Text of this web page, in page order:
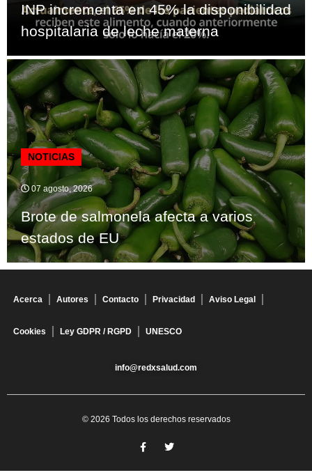
INP incrementa en 45% la disponibilidad
hospitalaria de leche materna
NOTICIAS
07 agosto, 2026
Brote de salmonela afecta a varios
estados de EU
Acerca Autores Contacto Privacidad Aviso Legal
Cookies Ley GDPR / RGPD UNESCO
info@redxsalud.com
© 2026 Todos los derechos reservados